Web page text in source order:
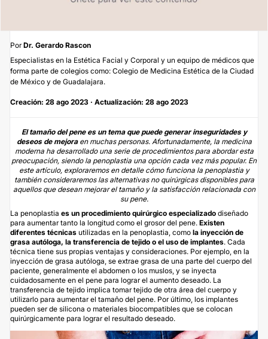
Por Dr. Gerardo Rascon
Especialistas en la Estética Facial y Corporal y un equipo de médicos que
forma parte de colegios como: Colegio de Medicina Estética de la Ciudad
de México y de Guadalajara.
Creación: 28 ago 2023 · Actualización: 28 ago 2023
El tamaño del pene es un tema que puede generar inseguridades y
deseos de mejoraen muchas personas. Afortunadamente, la medicina
moderna ha desarrollado una serie de procedimientos para abordar esta
preocupación, siendo la penoplastia una opción cada vez más popular. En
este artículo, exploraremos en detalle cómo funciona la penoplastia y
también consideraremos las alternativas no quirúrgicas disponibles para
aquellos que desean mejorar el tamaño y la satisfacción relacionada con
su pene.
La penoplastia es un procedimiento quirúrgico especializado diseñado
para aumentar tanto la longitud como el grosor del pene. Existen
diferentes técnicas utilizadas en la penoplastia, como la inyección de
grasa autóloga, la transferencia de tejido o el uso de implantes. Cada
técnica tiene sus propias ventajas y consideraciones. Por ejemplo, en la
inyección de grasa autóloga, se extrae grasa de una parte del cuerpo del
paciente, generalmente el abdomen o los muslos, y se inyecta
cuidadosamente en el pene para lograr el aumento deseado. La
transferencia de tejido implica tomar tejido de otra área del cuerpo y
utilizarlo para aumentar el tamaño del pene. Por último, los implantes
pueden ser de silicona o materiales biocompatibles que se colocan
quirúrgicamente para lograr el resultado deseado.